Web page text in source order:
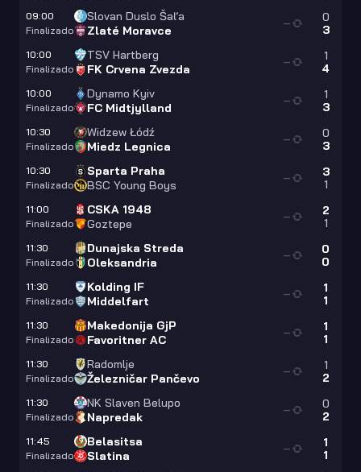
09:00
Finalizado
Slovan Duslo Šaľa
Zlaté Moravce
0
3
—
10:00
Finalizado
TSV Hartberg
FK Crvena Zvezda
1
4
—
10:00
Finalizado
Dynamo Kyiv
FC Midtjylland
1
3
—
10:30
Finalizado
Widzew Łódź
Miedz Legnica
0
3
—
10:30
Finalizado
Sparta Praha
BSC Young Boys
3
1
—
11:00
Finalizado
CSKA 1948
Goztepe
2
1
—
11:30
Finalizado
Dunajska Streda
Oleksandria
0
0
—
11:30
Finalizado
Kolding IF
Middelfart
1
1
—
11:30
Finalizado
Makedonija GjP
Favoritner AC
1
1
—
11:30
Finalizado
Radomlje
Železničar Pančevo
1
2
—
11:30
Finalizado
NK Slaven Belupo
Napredak
0
2
—
11:45
Finalizado
Belasitsa
Slatina
1
1
—